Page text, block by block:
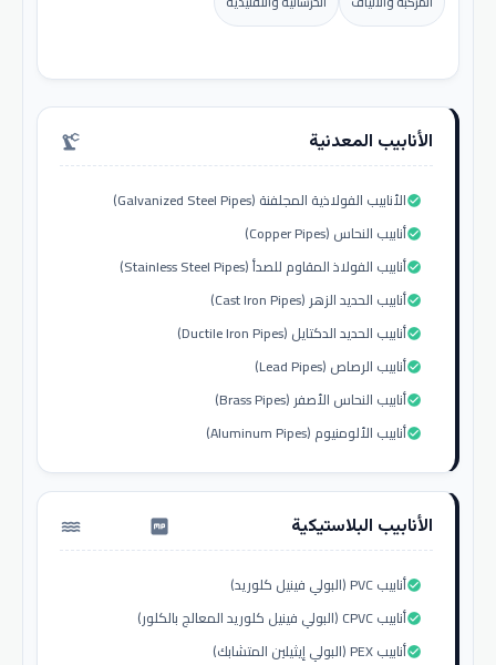
الأنابيب المعدنية precision_manufacturing
الأنابيب الفولاذية المجلفنة (Galvanized Steel Pipes)check_circle
أنابيب النحاس (Copper Pipes)check_circle
أنابيب الفولاذ المقاوم للصدأ (Stainless Steel Pipes)check_circle
أنابيب الحديد الزهر (Cast Iron Pipes)check_circle
أنابيب الحديد الدكتايل (Ductile Iron Pipes)check_circle
أنابيب الرصاص (Lead Pipes)check_circle
أنابيب النحاس الأصفر (Brass Pipes)check_circle
أنابيب الألومنيوم (Aluminum Pipes)check_circle
الأنابيب البلاستيكية water_pump
أنابيب PVC (البولي فينيل كلوريد)check_circle
أنابيب CPVC (البولي فينيل كلوريد المعالج بالكلور)check_circle
أنابيب PEX (البولي إيثيلين المتشابك)check_circle